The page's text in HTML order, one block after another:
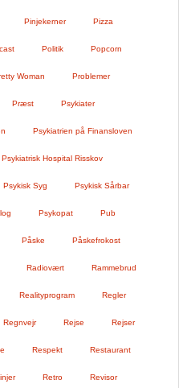
Pinjekerner Pizza
Politik Popcorn
Woman Problemer
Præst Psykiater
Psykiatrien på Finansloven
Psykiatrisk Hospital Risskov
Psykisk Syg Psykisk Sårbar
Psykopat Pub
Påske Påskefrokost
Radiovært Rammebrud
Realityprogram Regler
Regnvejr Rejse Rejser
Respekt Restaurant
Retro Revisor